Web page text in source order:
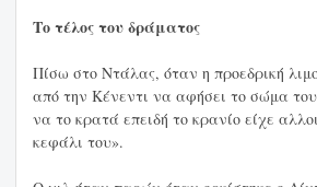
Το τέλος του δράματος
Πίσω στο Ντάλας, όταν η προεδρική
από την Κένεντι να αφήσει το σώμα
να το κρατά επειδή το κρανίο είχε
κεφάλι του».